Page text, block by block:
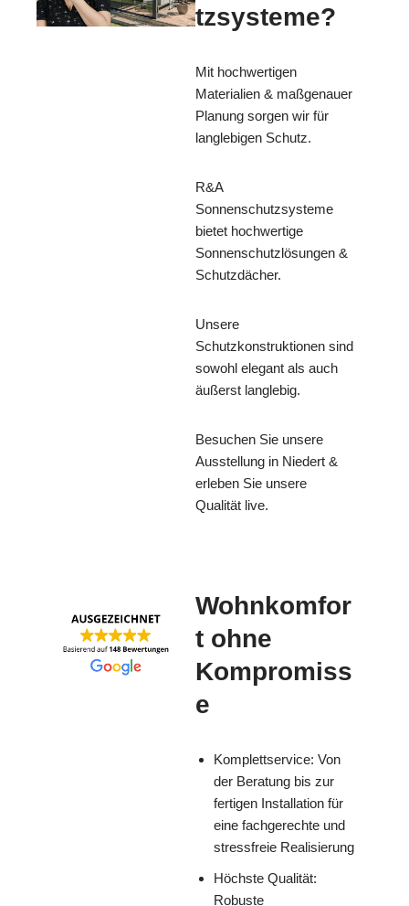
tzsysteme?
Mit hochwertigen
Materialien & maßgenauer
Planung sorgen wir für
langlebigen Schutz.
R&A
Sonnenschutzsysteme
bietet hochwertige
Sonnenschutzlösungen &
Schutzdächer.
Unsere
Schutzkonstruktionen sind
sowohl elegant als auch
äußerst langlebig.
Besuchen Sie unsere
Ausstellung in Niedert &
erleben Sie unsere
Qualität live.
Wohnkomfor
t ohne
Kompromiss
e
Komplettservice: Von
der Beratung bis zur
fertigen Installation für
eine fachgerechte und
stressfreie Realisierung
Höchste Qualität:
Robuste